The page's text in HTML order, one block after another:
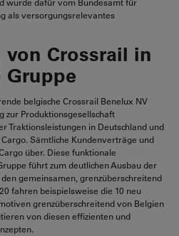
als versorgungsrelevantes
Crossrail in
Gruppe
belgische Crossrail Benelux NV
zur Produktionsgesellschaft
Traktionsleistungen in Deutschland und
Sämtliche Kundenverträge und
über. Diese funktionale
führt zum deutlichen Ausbau der
gemeinsamen, grenzüberschreitend
fahren beispielsweise die 10 neu
grenzüberschreitend von Belgien
von diesen effizienten und